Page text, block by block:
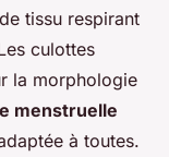
tissu respirant
culottes
la morphologie
menstruelle
à toutes.